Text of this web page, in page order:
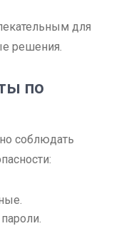
для
решения.
по
соблюдать